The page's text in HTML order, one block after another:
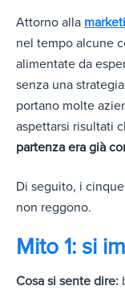
Attorno alla
nel tempo alcune
alimentate da
senza una
portano molte
aspettarsi risultati
partenza era già
Di seguito, i
non reggono.
Mito 1: si
Cosa si sente dire: